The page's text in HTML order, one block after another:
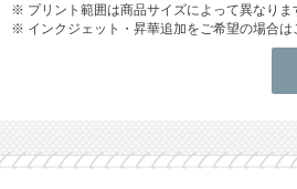
※ プリント範囲は商品サイズによって異なりま
※ インクジェット・昇華追加をご希望の場合は